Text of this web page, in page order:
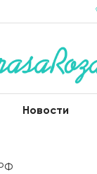
Новости